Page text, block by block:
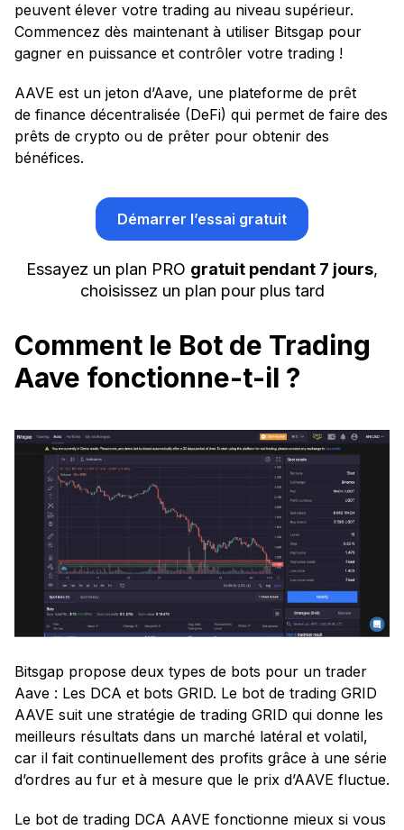
peuvent élever votre trading au niveau supérieur.
Commencez dès maintenant à utiliser Bitsgap pour
gagner en puissance et contrôler votre trading !
AAVE est un jeton d’Aave, une plateforme de prêt
de finance décentralisée (DeFi) qui permet de faire des
prêts de crypto ou de prêter pour obtenir des
bénéfices.
Démarrer l’essai gratuit
Essayez un plan PRO gratuit pendant 7 jours,
choisissez un plan pour plus tard
Comment le Bot de Trading
Aave fonctionne-t-il ?
Bitsgap propose deux types de bots pour un trader
Aave : Les DCA et bots GRID. Le bot de trading GRID
AAVE suit une stratégie de trading GRID qui donne les
meilleurs résultats dans un marché latéral et volatil,
car il fait continuellement des profits grâce à une série
d’ordres au fur et à mesure que le prix d’AAVE fluctue.
Le bot de trading DCA AAVE fonctionne mieux si vous